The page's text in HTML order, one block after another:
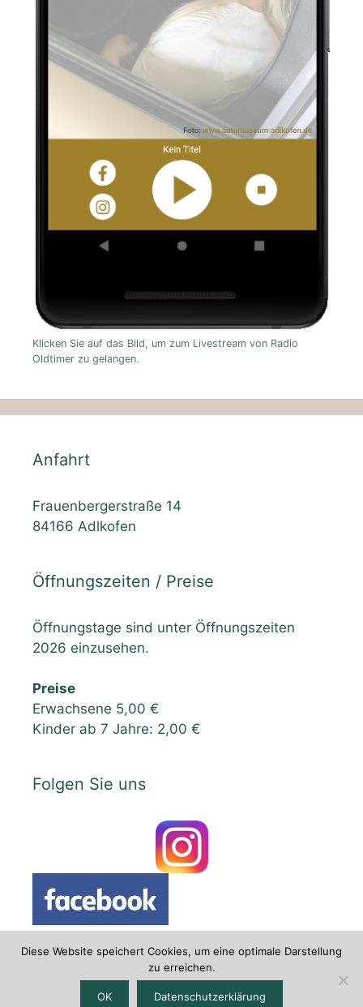
Klicken Sie auf das Bild, um zum Livestream von Radio
Oldtimer zu gelangen.
Anfahrt
Frauenbergerstraße 14
84166 Adlkofen
Öffnungszeiten / Preise
Öffnungstage sind unter Öffnungszeiten
2026 einzusehen.
Preise
Erwachsene 5,00 €
Kinder ab 7 Jahre: 2,00 €
Folgen Sie uns
Diese Website speichert Cookies, um eine optimale Darstellung
zu erreichen.
OK Datenschutzerklärung